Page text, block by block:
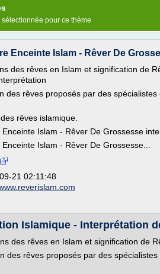
pour ce thème
Enceinte Islam - Rêver De
des rêves en Islam et signification de
des rêves proposés par des
rêves islamique.
Islam - Rêver De Grossesse
Islam - Rêver De Grossesse...
21 02:11:48
Islamique - Interprétation
des rêves en Islam et signification de
des rêves proposés par des